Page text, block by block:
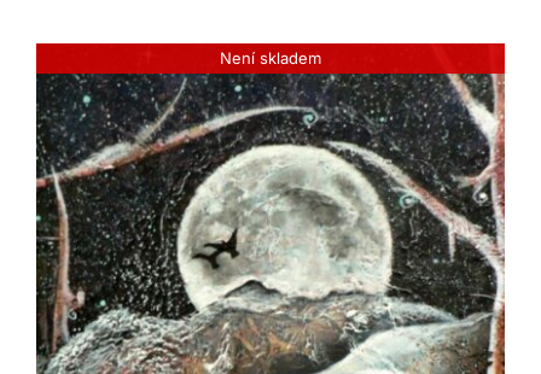
Není skladem